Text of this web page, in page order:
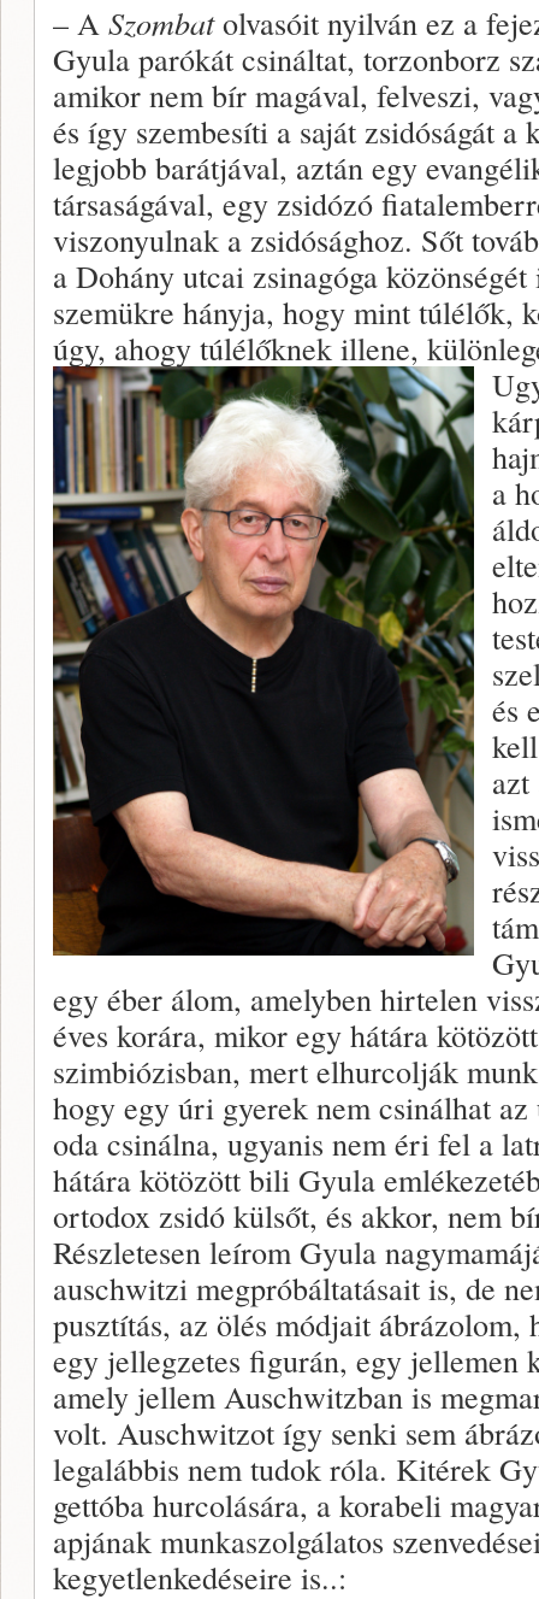
– A Szombatolvasóit nyilván ez a
Gyula parókát csináltat, torzonborz
amikor nem bír magával, felveszi,
és így szembesíti a saját zsidóságát a
legjobb barátjával, aztán egy
társaságával, egy zsidózó
viszonyulnak a zsidósághoz. Sőt
a Dohány utcai zsinagóga
szemükre hányja, hogy mint túlélők,
úgy, ahogy túlélőknek illene,
a
és
azt
egy éber álom, amelyben hirtelen
éves korára, mikor egy hátára
szimbiózisban, mert elhurcolják
hogy egy úri gyerek nem csinálhat
oda csinálna, ugyanis nem éri fel a
hátára kötözött bili Gyula
ortodox zsidó külsőt, és akkor, nem
Részletesen leírom Gyula
auschwitzi megpróbáltatásait is, de
pusztítás, az ölés módjait ábrázolom,
egy jellegzetes figurán, egy jellemen
amely jellem Auschwitzban is
volt. Auschwitzot így senki sem
legalábbis nem tudok róla. Kitérek
gettóba hurcolására, a korabeli
apjának munkaszolgálatos
kegyetlenkedéseire is..: